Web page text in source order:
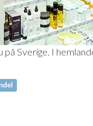
på Sverige. I